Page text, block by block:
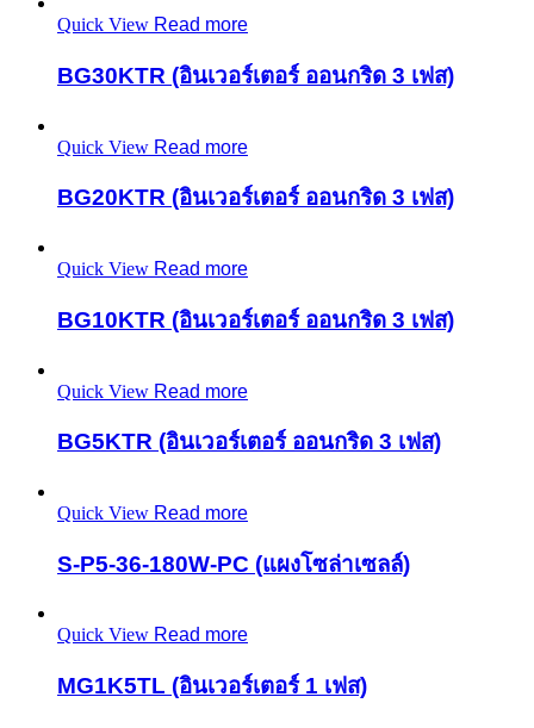
Quick View Read more
BG30KTR (อินเวอร์เตอร์ ออนกริด 3 เฟส)
Quick View Read more
BG20KTR (อินเวอร์เตอร์ ออนกริด 3 เฟส)
Quick View Read more
BG10KTR (อินเวอร์เตอร์ ออนกริด 3 เฟส)
Quick View Read more
BG5KTR (อินเวอร์เตอร์ ออนกริด 3 เฟส)
Quick View Read more
S-P5-36-180W-PC (แผงโซล่าเซลล์)
Quick View Read more
MG1K5TL (อินเวอร์เตอร์ 1 เฟส)